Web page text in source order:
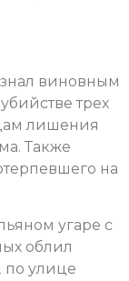
виновным
трех
лишения
Также
на
угаре с
облил
улице